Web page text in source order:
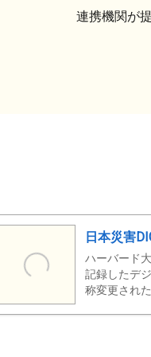
連携機関が
日本災害
ハーバード
記録したデ
称変更された